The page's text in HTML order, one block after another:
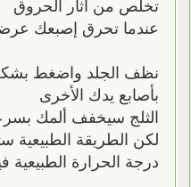
عندما تحرق إصبعك
نظف الجلد واضغط
بأصابع يدك الأخرى
الثلج سيخفف ألمك
لكن الطريقة الطبيعية
درجة الحرارة